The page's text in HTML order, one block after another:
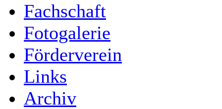
Fachschaft
Fotogalerie
Förderverein
Links
Archiv